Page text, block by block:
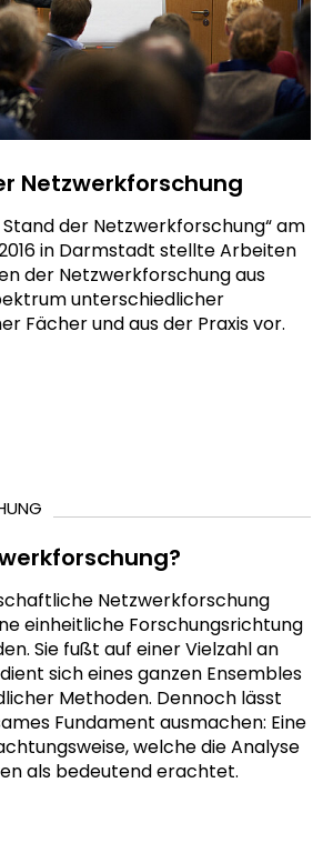
Netzwerkforschung
Stand der Netzwerkforschung“ am
in Darmstadt stellte Arbeiten
der Netzwerkforschung aus
unterschiedlicher
Fächer und aus der Praxis vor.
Netzwerkforschung
einheitliche Forschungsrichtung
Sie fußt auf einer Vielzahl an
sich eines ganzen Ensembles
Methoden. Dennoch lässt
Fundament ausmachen: Eine
welche die Analyse
als bedeutend erachtet.